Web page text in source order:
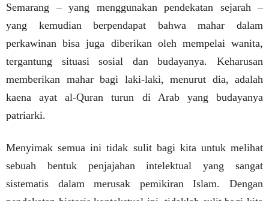
Semarang – yang menggunakan pendekatan sejarah –
yang kemudian berpendapat bahwa mahar dalam
perkawinan bisa juga diberikan oleh mempelai wanita,
tergantung situasi sosial dan budayanya. Keharusan
memberikan mahar bagi laki-laki, menurut dia, adalah
kaena ayat al-Quran turun di Arab yang budayanya
patriarki.
Menyimak semua ini tidak sulit bagi kita untuk melihat
sebuah bentuk penjajahan intelektual yang sangat
sistematis dalam merusak pemikiran Islam. Dengan